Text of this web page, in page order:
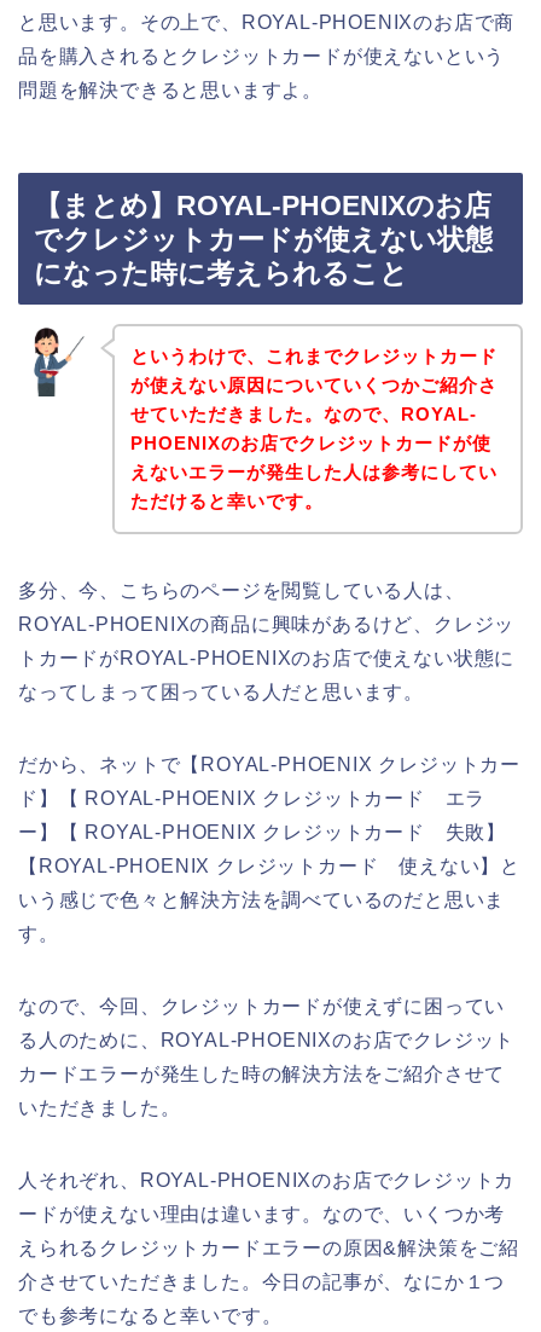
と思います。その上で、ROYAL-PHOENIXのお店で商
品を購入されるとクレジットカードが使えないという
問題を解決できると思いますよ。
【まとめ】ROYAL-PHOENIXのお店
でクレジットカードが使えない状態
になった時に考えられること
というわけで、これまでクレジットカード
が使えない原因についていくつかご紹介さ
せていただきました。なので、ROYAL-
PHOENIXのお店でクレジットカードが使
えないエラーが発生した人は参考にしてい
ただけると幸いです。
多分、今、こちらのページを閲覧している人は、
ROYAL-PHOENIXの商品に興味があるけど、クレジッ
トカードがROYAL-PHOENIXのお店で使えない状態に
なってしまって困っている人だと思います。
だから、ネットで【ROYAL-PHOENIX クレジットカー
ド】【 ROYAL-PHOENIX クレジットカード エラ
ー】【 ROYAL-PHOENIX クレジットカード 失敗】
【ROYAL-PHOENIX クレジットカード 使えない】と
いう感じで色々と解決方法を調べているのだと思いま
す。
なので、今回、クレジットカードが使えずに困ってい
る人のために、ROYAL-PHOENIXのお店でクレジット
カードエラーが発生した時の解決方法をご紹介させて
いただきました。
人それぞれ、ROYAL-PHOENIXのお店でクレジットカ
ードが使えない理由は違います。なので、いくつか考
えられるクレジットカードエラーの原因&解決策をご紹
介させていただきました。今日の記事が、なにか１つ
でも参考になると幸いです。